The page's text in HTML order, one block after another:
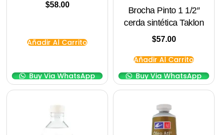
$58.00
Añadir Al Carrito
Buy Via WhatsApp
Brocha Pinto 1 1/2″
cerda sintética Taklon
$57.00
Añadir Al Carrito
Buy Via WhatsApp